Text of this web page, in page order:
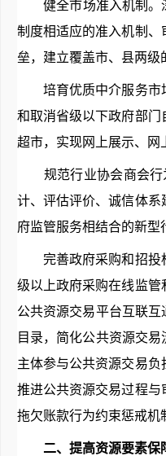
健全市场准入机制。深
制度相适应的准入机制
垒，建立覆盖市、县两级
培育优质中介服务市场
和取消省级以下政府部
超市，实现网上展示、网
规范行业协会商会行为
计、评估评价、诚信体
府监管服务相结合的新
完善政府采购和招投标
级以上政府采购在线监
公共资源交易平台互联
目录，简化公共资源交
主体参与公共资源交易
推进公共资源交易过程
拖欠账款行为约束惩戒机
二、提高资源要素保